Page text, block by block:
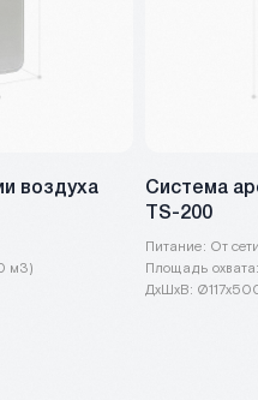
воздуха
м3)
Система
TS-200
Питание: От
Площадь
ДxШxВ: